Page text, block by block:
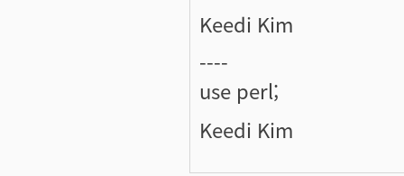
Keedi Kim
----
use perl;
Keedi Kim